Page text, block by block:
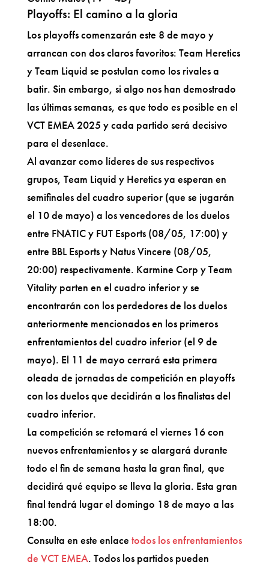
Playoffs: El camino a la gloria
Los playoffs comenzarán este 8 de mayo y
arrancan con dos claros favoritos: Team Heretics
y Team Liquid se postulan como los rivales a
batir. Sin embargo, si algo nos han demostrado
las últimas semanas, es que todo es posible en el
VCT EMEA 2025 y cada partido será decisivo
para el desenlace.
Al avanzar como líderes de sus respectivos
grupos, Team Liquid y Heretics ya esperan en
semifinales del cuadro superior (que se jugarán
el 10 de mayo) a los vencedores de los duelos
entre FNATIC y FUT Esports (08/05, 17:00) y
entre BBL Esports y Natus Vincere (08/05,
20:00) respectivamente. Karmine Corp y Team
Vitality parten en el cuadro inferior y se
encontrarán con los perdedores de los duelos
anteriormente mencionados en los primeros
enfrentamientos del cuadro inferior (el 9 de
mayo). El 11 de mayo cerrará esta primera
oleada de jornadas de competición en playoffs
con los duelos que decidirán a los finalistas del
cuadro inferior.
La competición se retomará el viernes 16 con
nuevos enfrentamientos y se alargará durante
todo el fin de semana hasta la gran final, que
decidirá qué equipo se lleva la gloria. Esta gran
final tendrá lugar el domingo 18 de mayo a las
18:00.
Consulta en este enlace todos los enfrentamientos
de VCT EMEA. Todos los partidos pueden